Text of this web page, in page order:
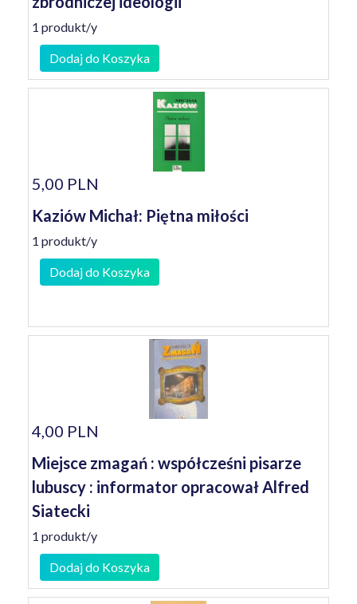
1 produkt/y
Dodaj do Koszyka
5,00 PLN
Kaziów Michał: Piętna miłości
1 produkt/y
Dodaj do Koszyka
4,00 PLN
Miejsce zmagań : współcześni pisarze
lubuscy : informator opracował Alfred
Siatecki
1 produkt/y
Dodaj do Koszyka